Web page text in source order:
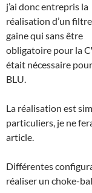
j’ai donc entrepris la
réalisation d’un
gaine qui sans être
obligatoire pour la
était nécessaire
BLU.
La réalisation est
particuliers, je ne
article.
Différentes
réaliser un choke-